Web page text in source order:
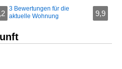
3 Bewertungen für die
aktuelle Wohnung
9,9